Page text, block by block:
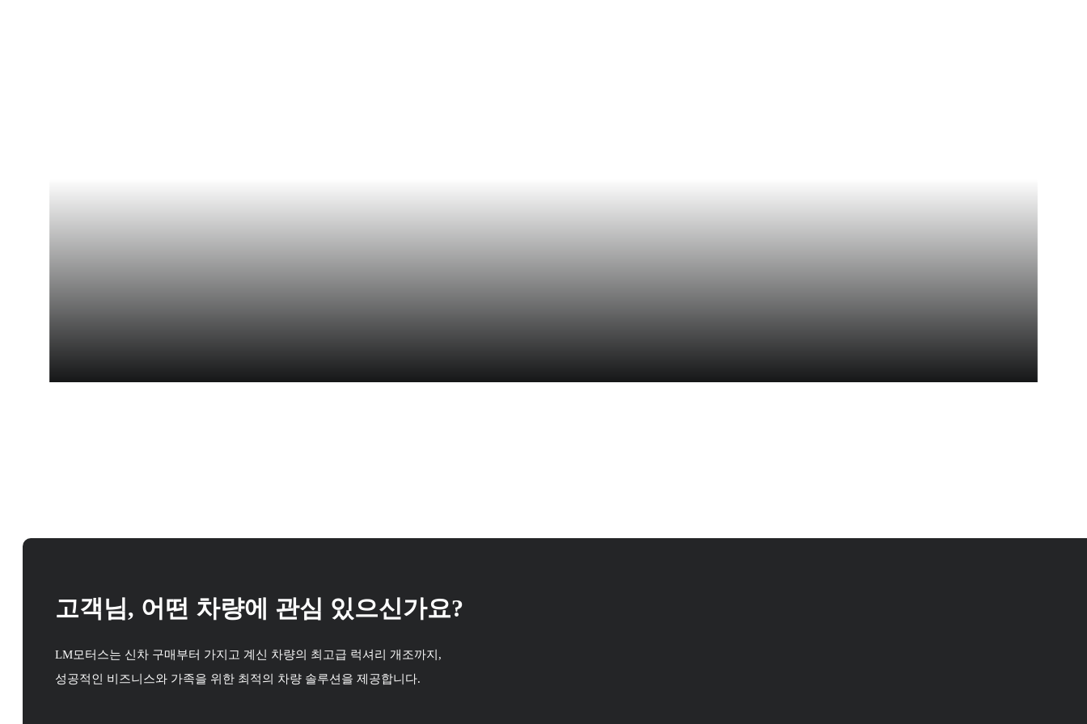
고객님, 어떤 차량에 관심 있으신가요?
LM모터스는 신차 구매부터 가지고 계신 차량의 최고급 럭셔리 개조까지,
성공적인 비즈니스와 가족을 위한 최적의 차량 솔루션을 제공합니다.